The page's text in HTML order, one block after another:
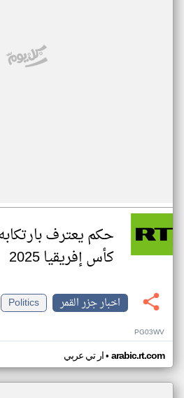
حكم يعترف
كأس إفريقيا 2025
اخبار جزر القمر
Politics
PG03WV
ار تي عربي• arabic.rt.com